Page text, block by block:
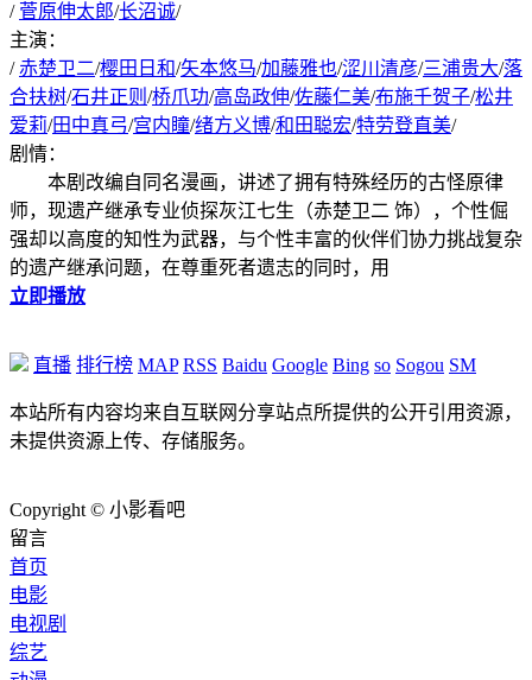
/ 菅原伸太郎/长沼诚/
主演：
/ 赤楚卫二/樱田日和/矢本悠马/加藤雅也/涩川清彦/三浦贵大/落
合扶树/石井正则 /桥爪功/高岛政伸/佐藤仁美/布施千贺子/松井
爱莉/田中真弓/宫内瞳/绪方义博/和田聪宏/特劳登直美/
剧情：
本剧改编自同名漫画，讲述了拥有特殊经历的古怪原律
师，现遗产继承专业侦探灰江七生（赤楚卫二 饰），个性倔
强却以高度的知性为武器，与个性丰富的伙伴们协力挑战复杂
的遗产继承问题，在尊重死者遗志的同时，用
立即播放
直播 排行榜 MAP RSS Baidu Google Bing so Sogou SM
本站所有内容均来自互联网分享站点所提供的公开引用资源，
未提供资源上传、存储服务。
Copyright © 小影看吧
留言
首页
电影
电视剧
综艺